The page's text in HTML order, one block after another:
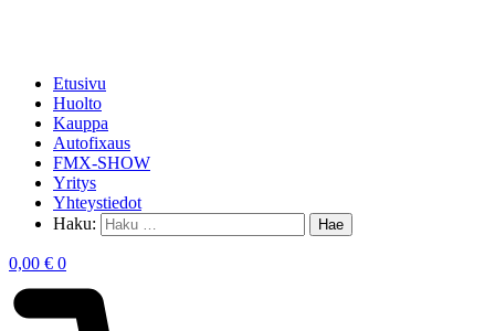
Etusivu
Huolto
Kauppa
Autofixaus
FMX-SHOW
Yritys
Yhteystiedot
Haku:
0,00 € 0